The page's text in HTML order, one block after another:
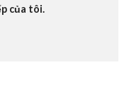
của tôi.